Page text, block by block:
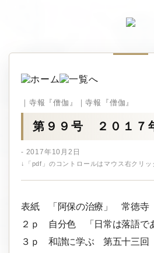
｜寺報『僧伽』｜寺報『僧伽』
第９９号 ２０１７
- 2017年10月2日
↓「pdf」のコントロールはマウス右クリッ
表紙 「阿保の治療」 常徳寺
２ｐ 自分色 「日常は落語で
３ｐ 和讃に学ぶ 第五十三